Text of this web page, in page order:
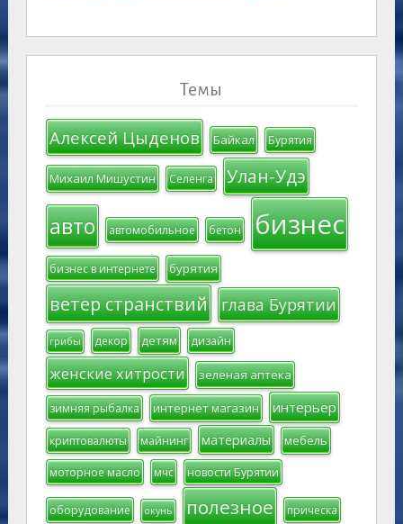
Темы
Алексей Цыденов Байкал Бурятия
Михаил Мишустин Селенга Улан-Удэ
авто автомобильное бетон бизнес
бизнес в интернете бурятия
ветер странствий глава Бурятии
грибы декор детям дизайн
женские хитрости зеленая аптека
зимняя рыбалка интернет магазин интерьер
криптовалюты майнинг материалы мебель
моторное масло мчс новости Бурятии
оборудование окунь полезное прическа